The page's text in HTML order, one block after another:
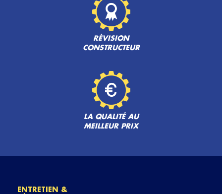
RÉVISION
CONSTRUCTEUR
LA QUALITÉ AU
MEILLEUR PRIX
ENTRETIEN &